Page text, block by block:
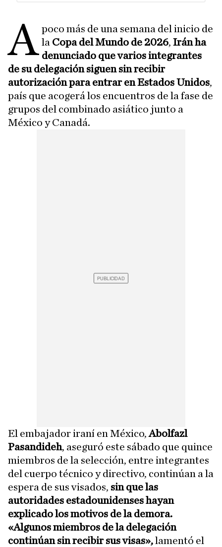
A poco más de una semana del inicio de
la Copa del Mundo de 2026,Irán ha
denunciado que varios integrantes
de su delegación siguen sin recibir
autorización para entrar en Estados Unidos,
país que acogerá los encuentros de la fase de
grupos del combinado asiático junto a
México y Canadá.
El embajador iraní en México,Abolfazl
Pasandideh, aseguró este sábado que quince
miembros de la selección, entre integrantes
del cuerpo técnico y directivo, continúan a la
espera de sus visados, sin que las
autoridades estadounidenses hayan
explicado los motivos de la demora.
«Algunos miembros de la delegación
continúan sin recibir sus visas»,lamentó el